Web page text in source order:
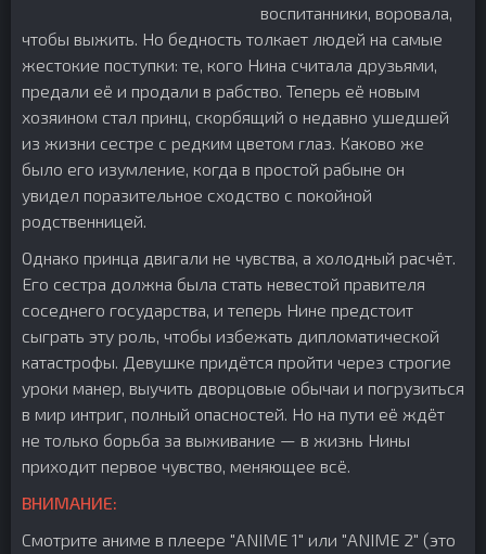
воспитанники, воровала,
чтобы выжить. Но бедность толкает людей на самые
жестокие поступки: те, кого Нина считала друзьями,
предали её и продали в рабство. Теперь её новым
хозяином стал принц, скорбящий о недавно ушедшей
из жизни сестре с редким цветом глаз. Каково же
было его изумление, когда в простой рабыне он
увидел поразительное сходство с покойной
родственницей.
Однако принца двигали не чувства, а холодный расчёт.
Его сестра должна была стать невестой правителя
соседнего государства, и теперь Нине предстоит
сыграть эту роль, чтобы избежать дипломатической
катастрофы. Девушке придётся пройти через строгие
уроки манер, выучить дворцовые обычаи и погрузиться
в мир интриг, полный опасностей. Но на пути её ждёт
не только борьба за выживание — в жизнь Нины
приходит первое чувство, меняющее всё.
ВНИМАНИЕ:
Смотрите аниме в плеере "ANIME 1" или "ANIME 2" (это